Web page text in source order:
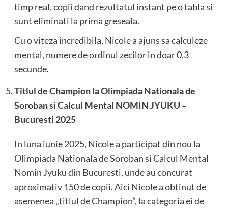
timp real, copii dand rezultatul instant pe o tabla si
sunt eliminati la prima greseala.
Cu o viteza incredibila, Nicole a ajuns sa calculeze
mental, numere de ordinul zecilor in doar 0.3
secunde.
Titlul de Champion la Olimpiada Nationala de
Soroban si Calcul Mental NOMIN JYUKU –
Bucuresti 2025
In luna iunie 2025, Nicole a participat din nou la
Olimpiada Nationala de Soroban si Calcul Mental
Nomin Jyuku din Bucuresti, unde au concurat
aproximativ 150 de copii. Aici Nicole a obtinut de
asemenea „titlul de Champion”, la categoria ei de